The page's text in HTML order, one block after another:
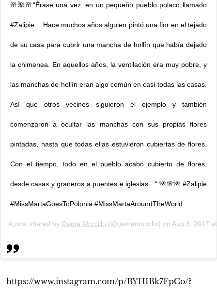
🌸🌺🌸"Érase una vez, en un pequeño pueblo polaco llamado
#Zalipie… Hace muchos años alguien pintó una flor en el tejado
de su casa para cubrir una mancha de hollín que había dejado
la chimenea. En aquellos años, la ventilación era muy pobre, y
las manchas de hollín eran algo común en casi todas las casas.
Así que otros vecinos siguieron el ejemplo y también
comenzaron a ocultar las manchas con sus propias flores
pintadas, hasta que todas ellas estuvieron cubiertas de flores.
Con el tiempo, todo en el pueblo acabó cubierto de flores,
desde casas y graneros a puentes e iglesias…" 🌺🌸🌺 #Zalipie
#MissMartaGoesToPolonia #MissMartaAroundTheWorld
A post shared by Gema Morcillo (@gemamorcillo) on Aug 3, 2017
https://www.instagram.com/p/BYHIBk7FpCo/?